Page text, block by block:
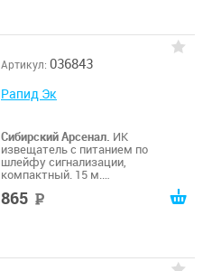
Артикул: 036843
Рапид Эк
Сибирский Арсенал. ИК
извещатель с питанием по
шлейфу сигнализации,
компактный. 15 м.
Тампер.От –40?С до +70?С.
865